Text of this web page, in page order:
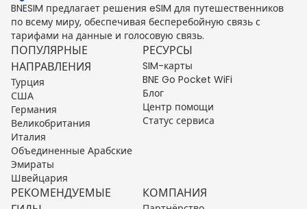
BNESIM предлагает решения eSIM для путешественников
по всему миру, обеспечивая бесперебойную связь с
тарифами на данные и голосовую связь.
ПОПУЛЯРНЫЕ
НАПРАВЛЕНИЯ
Турция
США
Германия
Великобритания
Италия
Объединенные Арабские
Эмираты
Швейцария
РЕСУРСЫ
SIM-карты
BNE Go Pocket WiFi
Блог
Центр помощи
Статус сервиса
РЕКОМЕНДУЕМЫЕ
КОМПАНИЯ